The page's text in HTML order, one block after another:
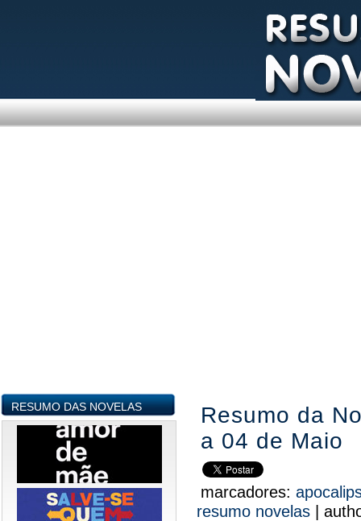
RESUMO DAS NOVELAS
Resumo da
a 04 de Maio
marcadores:
resumo novelas |